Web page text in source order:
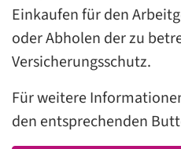
Einkaufen für den
oder Abholen der zu
Versicherungsschutz.
Für weitere
den entsprechenden